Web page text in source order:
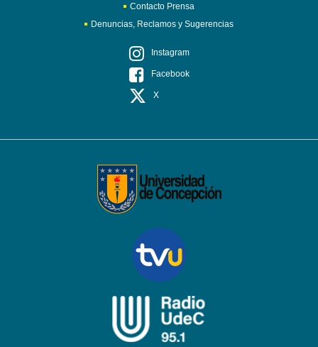
Contacto Prensa
Denuncias, Reclamos y Sugerencias
Instagram
Facebook
X